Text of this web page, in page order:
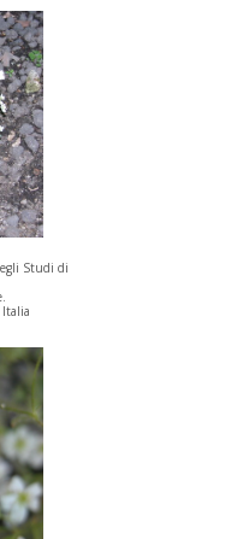
Studi di